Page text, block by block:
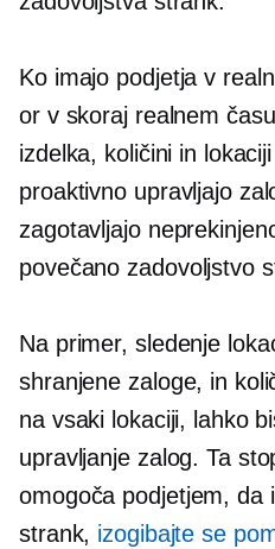
Ko imajo podjetjav
or v skoraj realnem času
izdelka, količini in
proaktivno upravljajo
zagotavljajo
povečano zadovoljstvo
Na primer, sledenje
shranjene zaloge, in
na vsaki lokaciji, lahko
upravljanje zalog. Ta
omogoča podjetjem, da
strank, izogibajte se